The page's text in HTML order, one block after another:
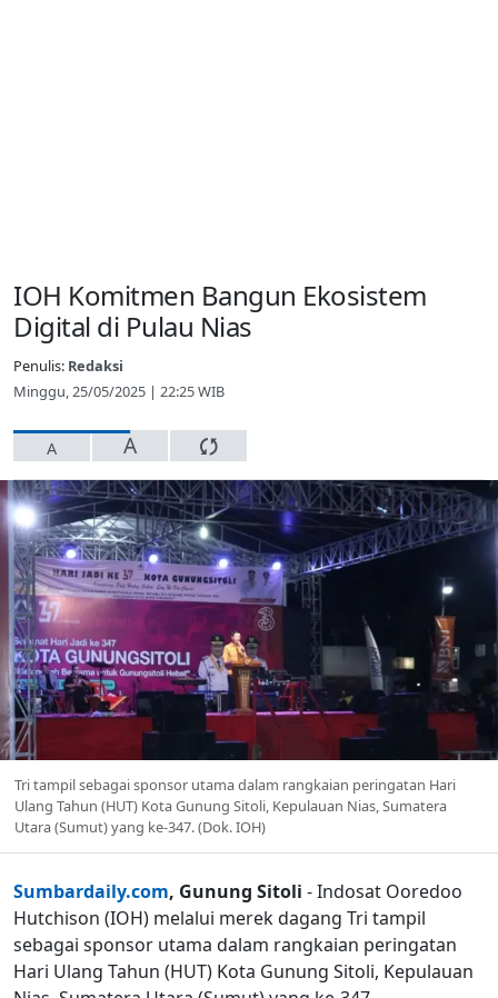
IOH Komitmen Bangun Ekosistem
Digital di Pulau Nias
Penulis: Redaksi
Minggu, 25/05/2025 | 22:25 WIB
A A
Tri tampil sebagai sponsor utama dalam rangkaian peringatan Hari
Ulang Tahun (HUT) Kota Gunung Sitoli, Kepulauan Nias, Sumatera
Utara (Sumut) yang ke-347. (Dok. IOH)
Sumbardaily.com, Gunung Sitoli - Indosat Ooredoo
Hutchison (IOH) melalui merek dagang Tri tampil
sebagai sponsor utama dalam rangkaian peringatan
Hari Ulang Tahun (HUT) Kota Gunung Sitoli, Kepulauan